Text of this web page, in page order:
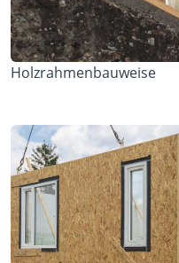
Holzrahmenbauweise